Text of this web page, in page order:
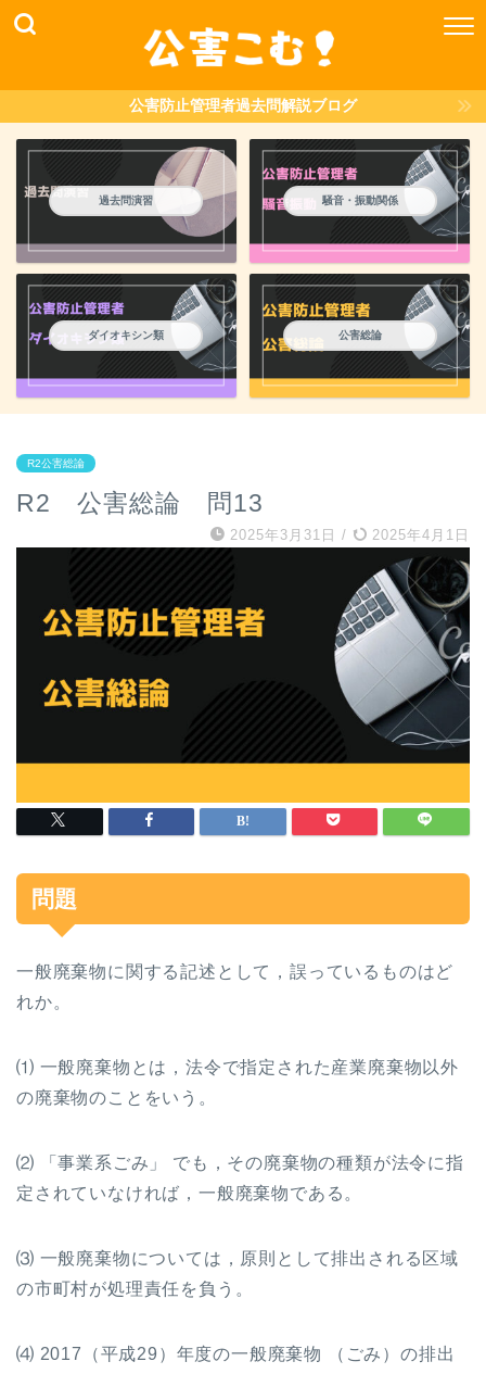
公害防止管理者過去問解説ブログ
過去問演習 騒音・振動関係
ダイオキシン類 公害総論
R2公害総論
R2 公害総論 問13
2025年3月31日 / 2025年4月1日
問題
一般廃棄物に関する記述として，誤っているものはど
れか。
⑴ 一般廃棄物とは，法令で指定された産業廃棄物以外
の廃棄物のことをいう。
⑵ 「事業系ごみ」 でも，その廃棄物の種類が法令に指
定されていなければ，一般廃棄物である。
⑶ 一般廃棄物については，原則として排出される区域
の市町村が処理責任を負う。
⑷ 2017 （平成29 ）年度の一般廃棄物 （ごみ）の排出